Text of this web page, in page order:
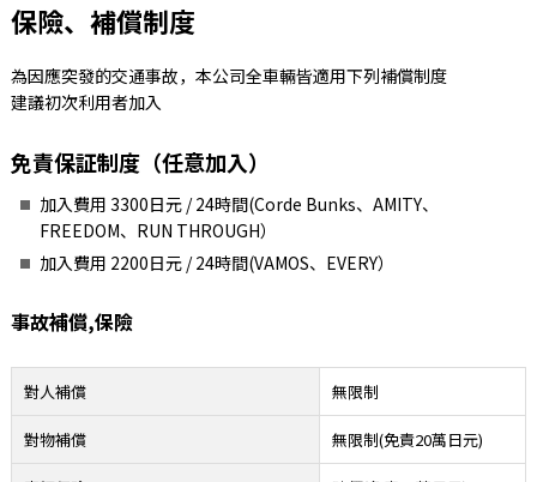
保險、補償制度
為因應突發的交通事故，本公司全車輛皆適用下列補償制度
建議初次利用者加入
免責保証制度（任意加入）
加入費用 3300日元 / 24時間(Corde Bunks、AMITY、
FREEDOM、RUN THROUGH）
加入費用 2200日元 / 24時間(VAMOS、EVERY）
事故補償,保險
對人補償 無限制
對物補償 無限制(免責20萬日元)